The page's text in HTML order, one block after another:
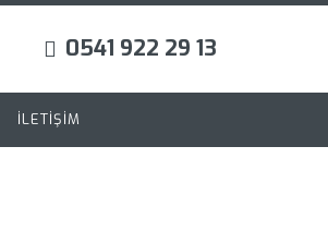
0541 922 29 13
İLETİŞİM